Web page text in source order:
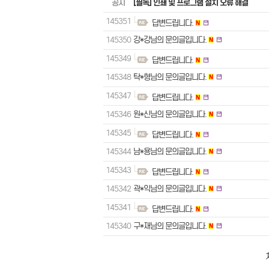
공지
[필독] 인쇄 및 프로그램 설치 오류 해결
145351
답변드립니다.
145350 강*강님의 문의글입니다.
145349
답변드립니다.
145348 탁*형님의 문의글입니다.
145347
답변드립니다.
145346 원*신님의 문의글입니다.
145345
답변드립니다.
145344 남*용님의 문의글입니다.
145343
답변드립니다.
145342 곽*익님의 문의글입니다.
145341
답변드립니다.
145340 구*재님의 문의글입니다.